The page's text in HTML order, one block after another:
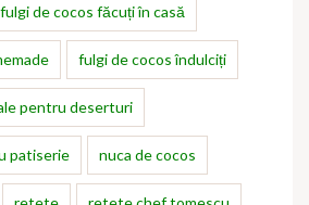
fulgi de cocos făcuți în casă
fulgi de cocos îndulciți
pentru deserturi
patiserie nuca de cocos